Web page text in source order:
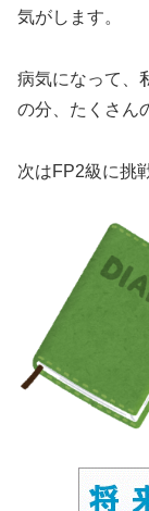
気がします。
病気になって、
の分、たくさん
次はFP2級に挑